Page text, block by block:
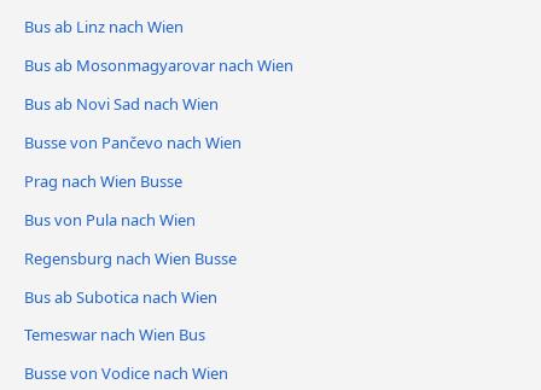
Bus ab Linz nach Wien
Bus ab Mosonmagyarovar nach Wien
Bus ab Novi Sad nach Wien
Busse von Pančevo nach Wien
Prag nach Wien Busse
Bus von Pula nach Wien
Regensburg nach Wien Busse
Bus ab Subotica nach Wien
Temeswar nach Wien Bus
Busse von Vodice nach Wien